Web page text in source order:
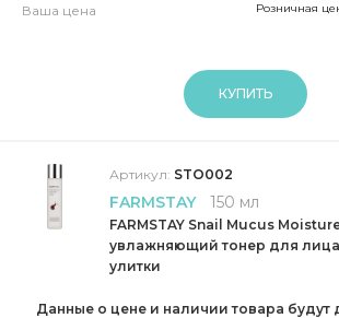
Ваша цена Розничная
КУПИТЬ
Артикул: STO002
FARMSTAY 150 мл
FARMSTAY Snail Mucus
увлажняющий тонер для
улитки
Данные о цене и наличии товара будут